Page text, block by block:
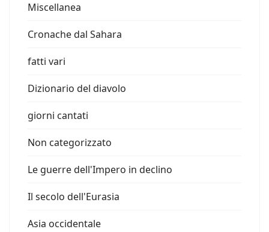
Miscellanea
Cronache dal Sahara
fatti vari
Dizionario del diavolo
giorni cantati
Non categorizzato
Le guerre dell'Impero in declino
Il secolo dell'Eurasia
Asia occidentale